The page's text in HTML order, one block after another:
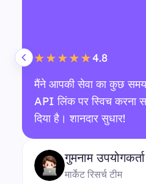
★★★★★4.8
मैंने आपकी सेवा का कुछ
API लिंक पर स्विच करना
दिया है। शानदार सुधार!
गुमनाम उपयोगकर्ता
मार्केट रिसर्च टीम